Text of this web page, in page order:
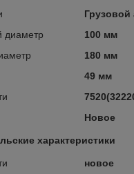
диаметр
100 мм
180 мм
49 мм
Новое
характеристики
новое